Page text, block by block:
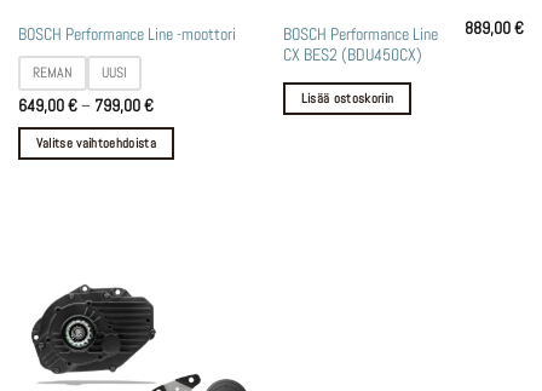
BOSCH Performance Line -moottori
REMAN UUSI
649,00€– 799,00€Hintaluokka:
-
799,00 €
Valitse vaihtoehdoista
Tällä
tuotteella
useampi
muunnelma.
Voit
BOSCH Performance Line
CX BES2 (BDU450CX)
889,00€
Lisää ostoskoriin